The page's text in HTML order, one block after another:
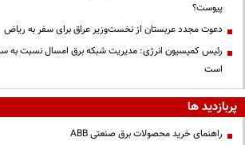
پیوست؟
دعوت مجدد عربستان از نخست‌وزیر عراق برای سفر به ریاض
رئیس کمیسیون انرژی: مدیریت شبکه برق امسال نسبت به
است
پربازدید ها
راهنمای خرید محصولات برق صنعتی ABB